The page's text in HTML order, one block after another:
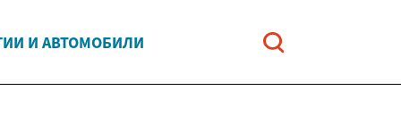
И АВТОМОБИЛИ